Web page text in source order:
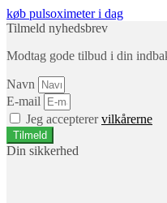
køb pulsoximeter i dag
Tilmeld nyhedsbrev
Modtag gode tilbud i din
Navn
E-mail
Jeg accepterervilkårerne
Tilmeld
Din sikkerhed